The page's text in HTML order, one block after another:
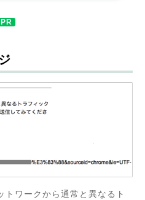
ワークから通常と異なるト